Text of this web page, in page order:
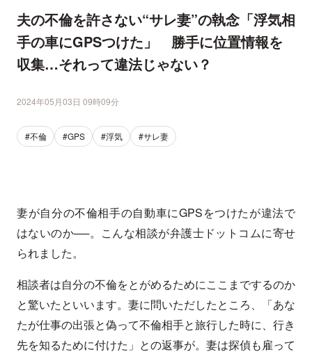
夫の不倫を許さない“サレ妻”の執念「浮気相
手の車にGPSつけた」 勝手に位置情報を
収集…それって違法じゃない？
2024年05月03日 09時09分
#不倫 #GPS #浮気 #サレ妻
妻が自分の不倫相手の自動車にGPSをつけたが違法で
はないのか──。こんな相談が弁護士ドットコムに寄せ
られました。
相談者は自分の不倫をとがめるためにここまでするのか
と驚いたといいます。妻に問いただしたところ、「あな
たが仕事の出張と偽って不倫相手と旅行した時に、行き
先を知るために付けた」との返事が。妻は探偵も雇って